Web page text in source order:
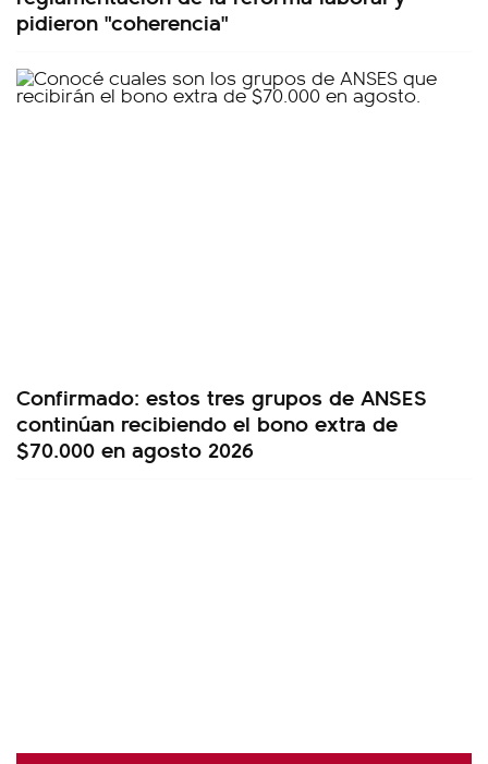
pidieron "coherencia"
Confirmado: estos tres grupos de ANSES
continúan recibiendo el bono extra de
$70.000 en agosto 2026